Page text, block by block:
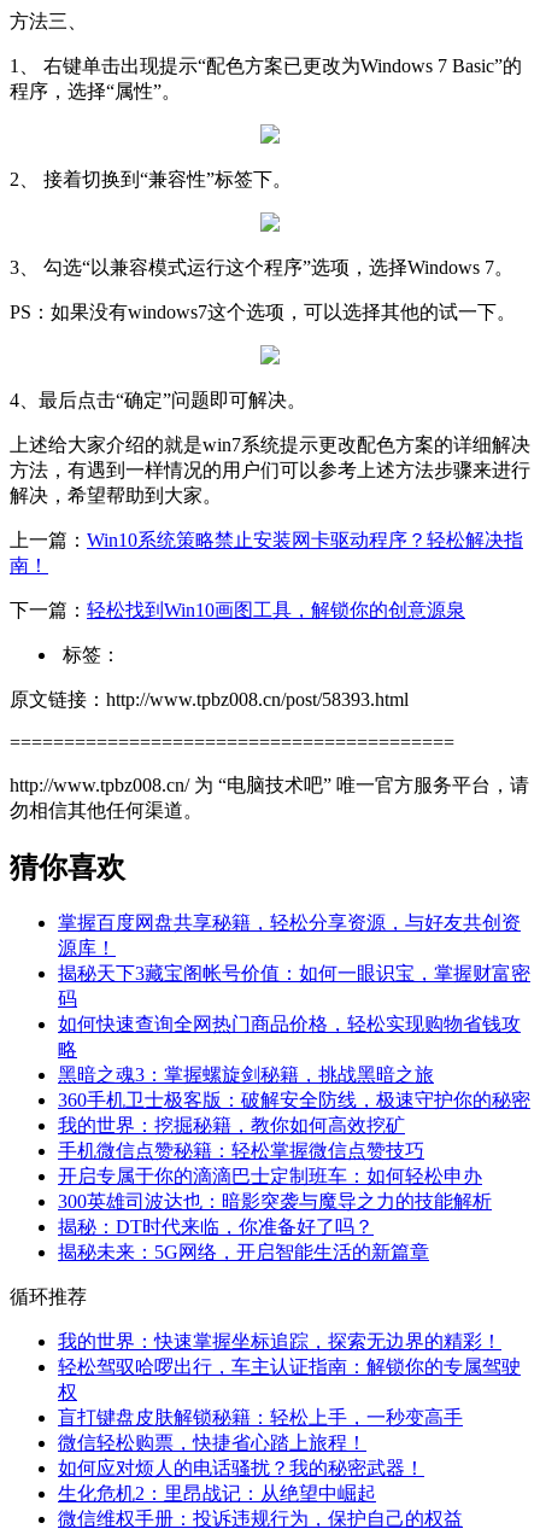
方法三、
1、 右键单击出现提示“配色方案已更改为Windows 7 Basic”的
程序，选择“属性”。
2、 接着切换到“兼容性”标签下。
3、 勾选“以兼容模式运行这个程序”选项，选择Windows 7。
PS：如果没有windows7这个选项，可以选择其他的试一下。
4、最后点击“确定”问题即可解决。
上述给大家介绍的就是win7系统提示更改配色方案的详细解决
方法，有遇到一样情况的用户们可以参考上述方法步骤来进行
解决，希望帮助到大家。
上一篇： Win10系统策略禁止安装网卡驱动程序？轻松解决指
南！
下一篇： 轻松找到Win10画图工具，解锁你的创意源泉
标签：
原文链接：http://www.tpbz008.cn/post/58393.html
=========================================
http://www.tpbz008.cn/ 为 “电脑技术吧” 唯一官方服务平台，请
勿相信其他任何渠道。
猜你喜欢
掌握百度网盘共享秘籍，轻松分享资源，与好友共创资
源库！
揭秘天下3藏宝阁帐号价值：如何一眼识宝，掌握财富密
码
如何快速查询全网热门商品价格，轻松实现购物省钱攻
略
黑暗之魂3：掌握螺旋剑秘籍，挑战黑暗之旅
360手机卫士极客版：破解安全防线，极速守护你的秘密
我的世界：挖掘秘籍，教你如何高效挖矿
手机微信点赞秘籍：轻松掌握微信点赞技巧
开启专属于你的滴滴巴士定制班车：如何轻松申办
300英雄司波达也：暗影突袭与魔导之力的技能解析
揭秘：DT时代来临，你准备好了吗？
揭秘未来：5G网络，开启智能生活的新篇章
循环推荐
我的世界：快速掌握坐标追踪，探索无边界的精彩！
轻松驾驭哈啰出行，车主认证指南：解锁你的专属驾驶
权
盲打键盘皮肤解锁秘籍：轻松上手，一秒变高手
微信轻松购票，快捷省心踏上旅程！
如何应对烦人的电话骚扰？我的秘密武器！
生化危机2：里昂战记：从绝望中崛起
微信维权手册：投诉违规行为，保护自己的权益